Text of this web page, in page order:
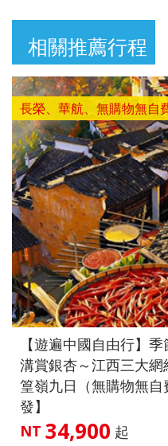
相關推薦行程
長榮、華航、無購物無自
【遊遍中國自由行】
溝賞銀杏～江西三大
篁嶺九日（無購物無
發】
NT 34,900 起